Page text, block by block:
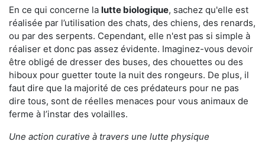
En ce qui concerne la lutte biologique, sachez qu'elle est
réalisée par l’utilisation des chats, des chiens, des renards,
ou par des serpents. Cependant, elle n'est pas si simple à
réaliser et donc pas assez évidente. Imaginez-vous devoir
être obligé de dresser des buses, des chouettes ou des
hiboux pour guetter toute la nuit des rongeurs. De plus, il
faut dire que la majorité de ces prédateurs pour ne pas
dire tous, sont de réelles menaces pour vous animaux de
ferme à l’instar des volailles.
Une action curative à travers une lutte physique